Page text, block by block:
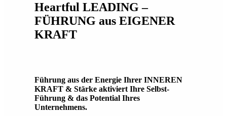
Heartful LEADING –
FÜHRUNG aus EIGENER
KRAFT
Führung aus der Energie Ihrer INNEREN
KRAFT & Stärke aktiviert Ihre Selbst-
Führung & das Potential Ihres
Unternehmens.